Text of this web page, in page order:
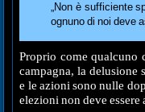
„Non è sufficiente
ognuno di noi deve
Proprio come qualcuno
campagna, la delusione
e le azioni sono nulle
elezioni non deve